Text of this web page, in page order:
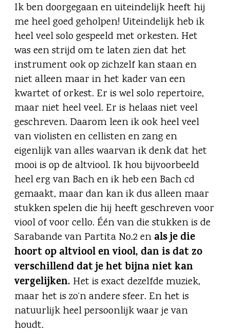
Ik ben doorgegaan en uiteindelijk heeft hij
me heel goed geholpen! Uiteindelijk heb ik
heel veel solo gespeeld met orkesten. Het
was een strijd om te laten zien dat het
instrument ook op zichzelf kan staan en
niet alleen maar in het kader van een
kwartet of orkest. Er is wel solo repertoire,
maar niet heel veel. Er is helaas niet veel
geschreven. Daarom leen ik ook heel veel
van violisten en cellisten en zang en
eigenlijk van alles waarvan ik denk dat het
mooi is op de altviool. Ik hou bijvoorbeeld
heel erg van Bach en ik heb een Bach cd
gemaakt, maar dan kan ik dus alleen maar
stukken spelen die hij heeft geschreven voor
viool of voor cello. Één van die stukken is de
Sarabande van Partita No.2 en als je die
hoort op altviool en viool, dan is dat zo
verschillend dat je het bijna niet kan
vergelijken. Het is exact dezelfde muziek,
maar het is zo’n andere sfeer. En het is
natuurlijk heel persoonlijk waar je van
houdt.